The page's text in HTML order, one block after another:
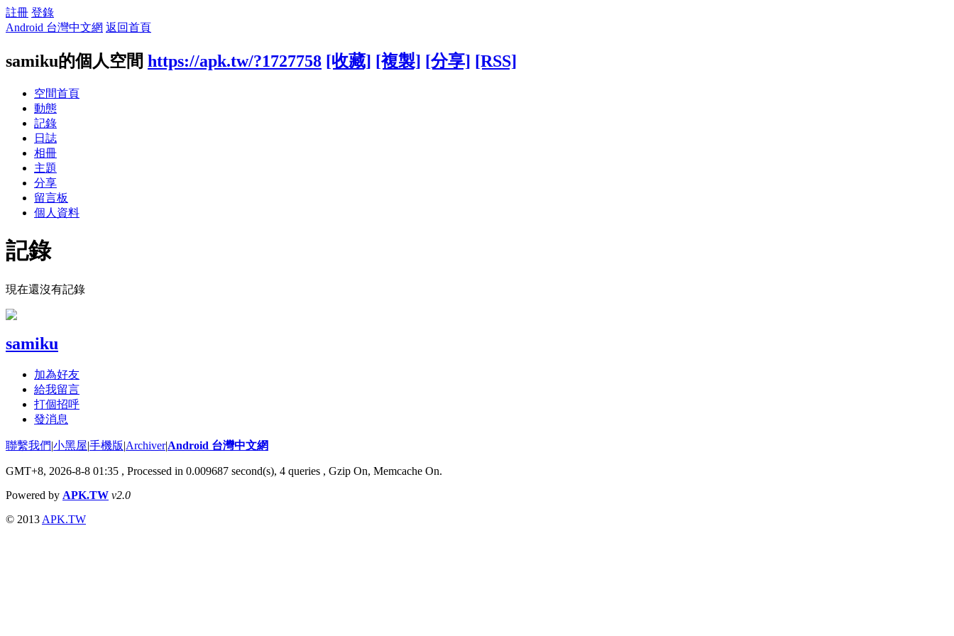
註冊 登錄
Android 台灣中文網 返回首頁
samiku的個人空間 https://apk.tw/?1727758 [收藏] [複製] [分享] [RSS]
空間首頁
動態
記錄
日誌
相冊
主題
分享
留言板
個人資料
記錄
現在還沒有記錄
samiku
加為好友
給我留言
打個招呼
發消息
聯繫我們|小黑屋|手機版|Archiver|Android 台灣中文網
GMT+8, 2026-8-8 01:35 , Processed in 0.009687 second(s), 4 queries , Gzip On, Memcache On.
Powered by APK.TW v2.0
© 2013 APK.TW